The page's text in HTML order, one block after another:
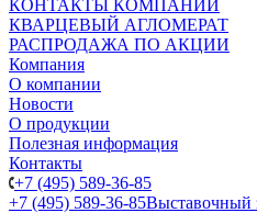
КОНТАКТЫ КОМПАНИИ
КВАРЦЕВЫЙ АГЛОМЕРАТ
РАСПРОДАЖА ПО АКЦИИ
Компания
О компании
Новости
О продукции
Полезная информация
Контакты
+7 (495) 589-36-85
+7 (495) 589-36-85Выставочный